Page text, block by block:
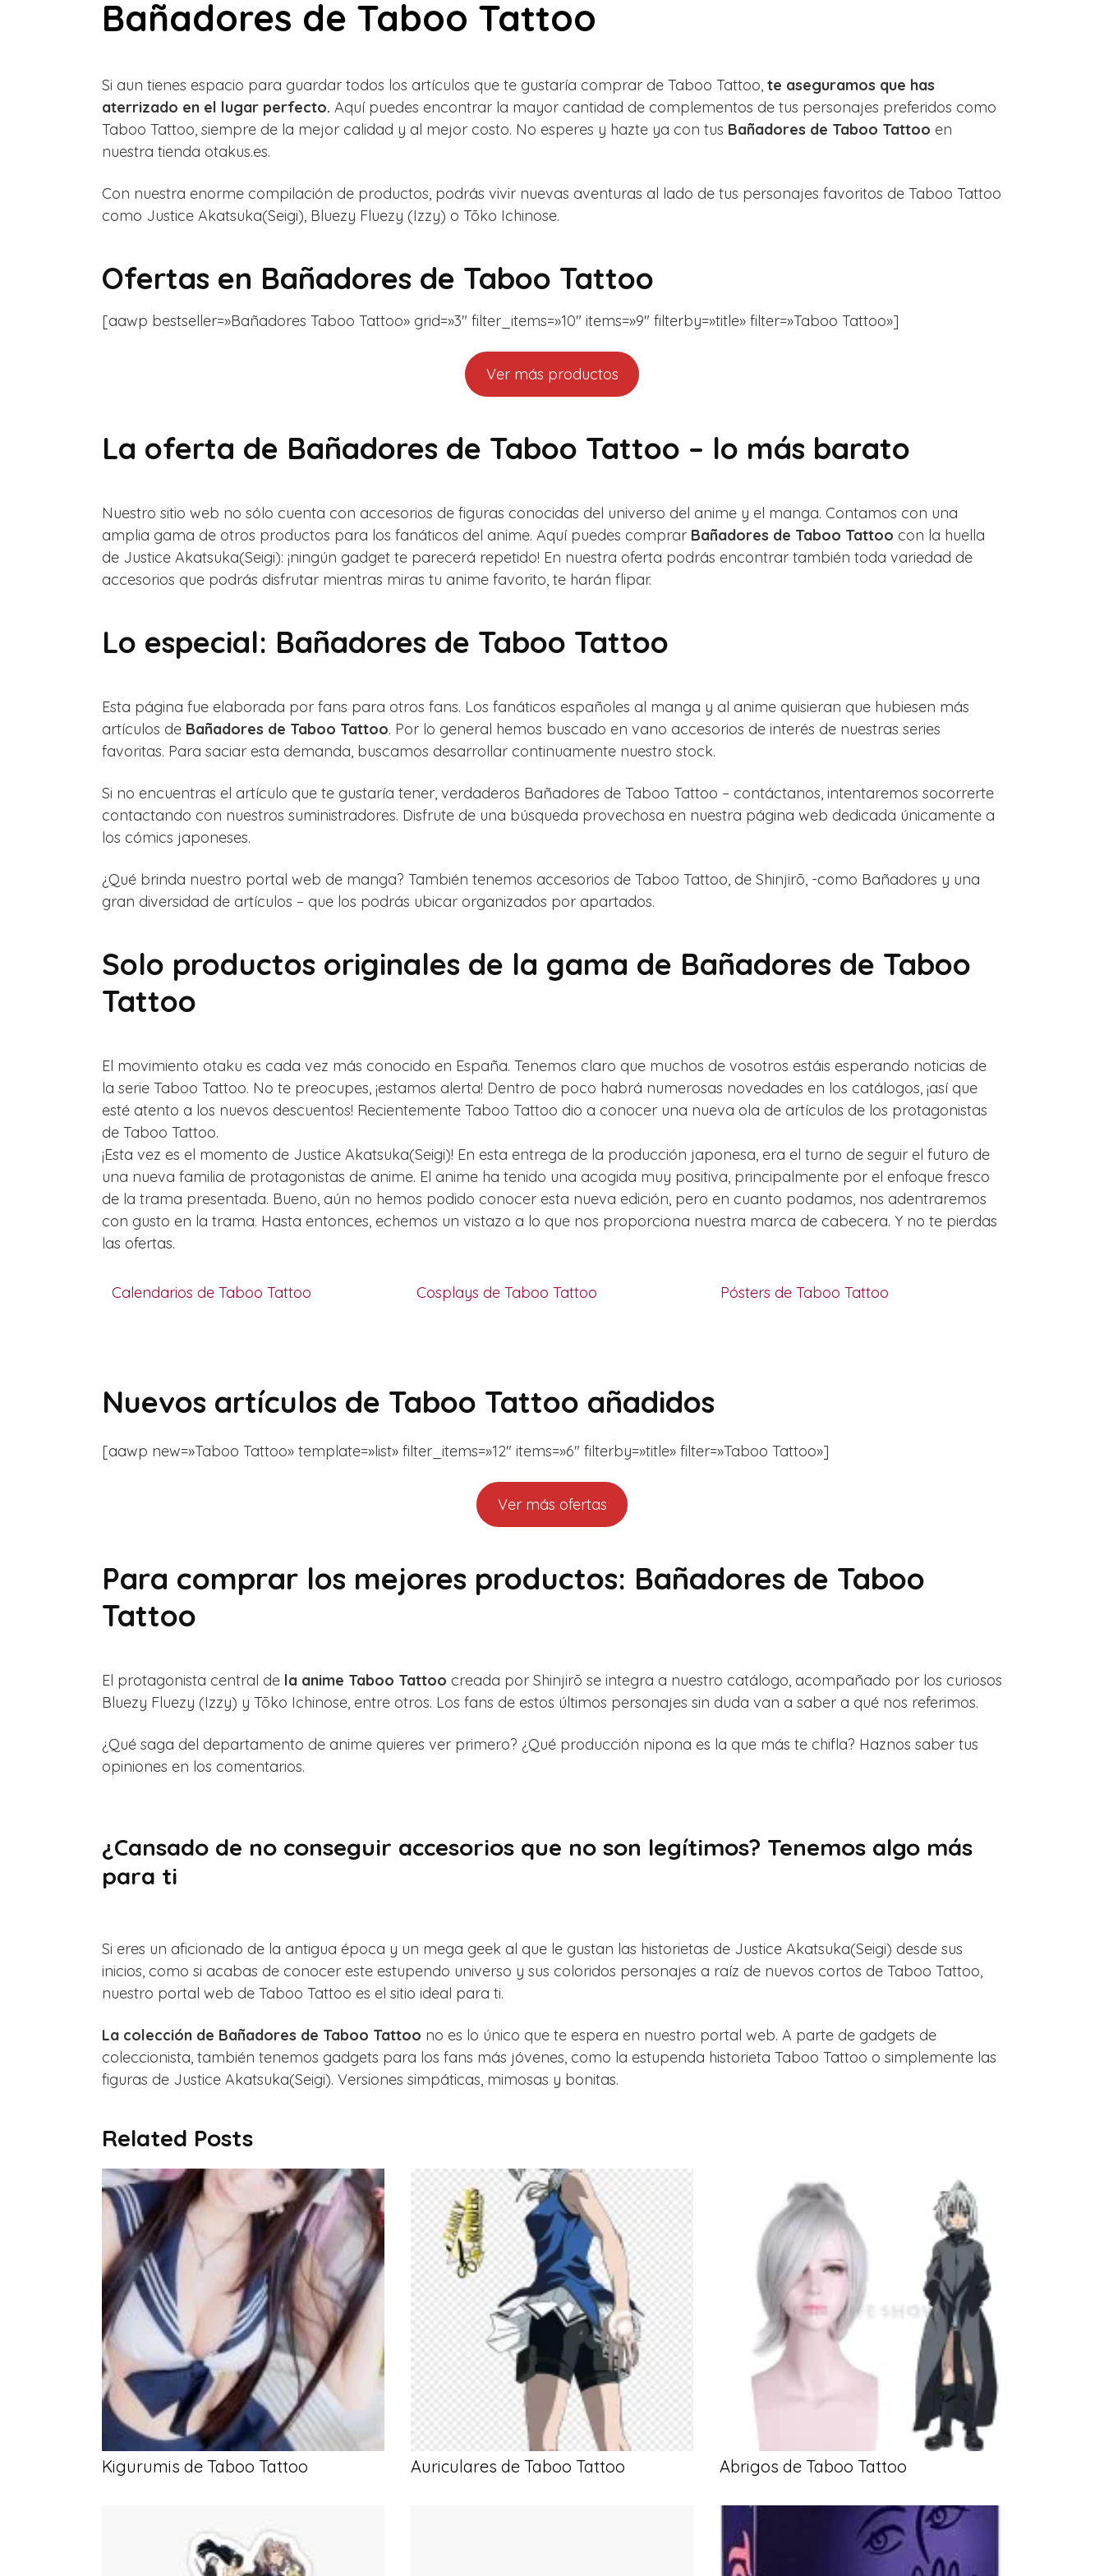
Bañadores de Taboo Tattoo
Si aun tienes espacio para guardar todos los artículos que te gustaría comprar de Taboo Tattoo, te aseguramos que has
aterrizado en el lugar perfecto. Aquí puedes encontrar la mayor cantidad de complementos de tus personajes preferidos como
Taboo Tattoo, siempre de la mejor calidad y al mejor costo. No esperes y hazte ya con tus Bañadores de Taboo Tattoo en
nuestra tienda otakus.es.
Con nuestra enorme compilación de productos, podrás vivir nuevas aventuras al lado de tus personajes favoritos de Taboo Tattoo
como Justice Akatsuka(Seigi), Bluezy Fluezy (Izzy) o Tōko Ichinose.
Ofertas en Bañadores de Taboo Tattoo
[aawp bestseller=»Bañadores Taboo Tattoo» grid=»3″ filter_items=»10″ items=»9″ filterby=»title» filter=»Taboo Tattoo»]
Ver más productos
La oferta de Bañadores de Taboo Tattoo – lo más barato
Nuestro sitio web no sólo cuenta con accesorios de figuras conocidas del universo del anime y el manga. Contamos con una
amplia gama de otros productos para los fanáticos del anime. Aquí puedes comprar Bañadores de Taboo Tattoo con la huella
de Justice Akatsuka(Seigi): ¡ningún gadget te parecerá repetido! En nuestra oferta podrás encontrar también toda variedad de
accesorios que podrás disfrutar mientras miras tu anime favorito, te harán flipar.
Lo especial: Bañadores de Taboo Tattoo
Esta página fue elaborada por fans para otros fans. Los fanáticos españoles al manga y al anime quisieran que hubiesen más
artículos de Bañadores de Taboo Tattoo. Por lo general hemos buscado en vano accesorios de interés de nuestras series
favoritas. Para saciar esta demanda, buscamos desarrollar continuamente nuestro stock.
Si no encuentras el artículo que te gustaría tener, verdaderos Bañadores de Taboo Tattoo – contáctanos, intentaremos socorrerte
contactando con nuestros suministradores. Disfrute de una búsqueda provechosa en nuestra página web dedicada únicamente a
los cómics japoneses.
¿Qué brinda nuestro portal web de manga? También tenemos accesorios de Taboo Tattoo, de Shinjirō, -como Bañadores y una
gran diversidad de artículos – que los podrás ubicar organizados por apartados.
Solo productos originales de la gama de Bañadores de Taboo
Tattoo
El movimiento otaku es cada vez más conocido en España. Tenemos claro que muchos de vosotros estáis esperando noticias de
la serie Taboo Tattoo. No te preocupes, ¡estamos alerta! Dentro de poco habrá numerosas novedades en los catálogos, ¡así que
esté atento a los nuevos descuentos! Recientemente Taboo Tattoo dio a conocer una nueva ola de artículos de los protagonistas
de Taboo Tattoo.
¡Esta vez es el momento de Justice Akatsuka(Seigi)! En esta entrega de la producción japonesa, era el turno de seguir el futuro de
una nueva familia de protagonistas de anime. El anime ha tenido una acogida muy positiva, principalmente por el enfoque fresco
de la trama presentada. Bueno, aún no hemos podido conocer esta nueva edición, pero en cuanto podamos, nos adentraremos
con gusto en la trama. Hasta entonces, echemos un vistazo a lo que nos proporciona nuestra marca de cabecera. Y no te pierdas
las ofertas.
Calendarios de Taboo Tattoo Cosplays de Taboo Tattoo Pósters de Taboo Tattoo
Nuevos artículos de Taboo Tattoo añadidos
[aawp new=»Taboo Tattoo» template=»list» filter_items=»12″ items=»6″ filterby=»title» filter=»Taboo Tattoo»]
Ver más ofertas
Para comprar los mejores productos: Bañadores de Taboo
Tattoo
El protagonista central de la anime Taboo Tattoo creada por Shinjirō se integra a nuestro catálogo, acompañado por los curiosos
Bluezy Fluezy (Izzy) y Tōko Ichinose, entre otros. Los fans de estos últimos personajes sin duda van a saber a qué nos referimos.
¿Qué saga del departamento de anime quieres ver primero? ¿Qué producción nipona es la que más te chifla? Haznos saber tus
opiniones en los comentarios.
¿Cansado de no conseguir accesorios que no son legítimos? Tenemos algo más
para ti
Si eres un aficionado de la antigua época y un mega geek al que le gustan las historietas de Justice Akatsuka(Seigi) desde sus
inicios, como si acabas de conocer este estupendo universo y sus coloridos personajes a raíz de nuevos cortos de Taboo Tattoo,
nuestro portal web de Taboo Tattoo es el sitio ideal para ti.
La colección de Bañadores de Taboo Tattoo no es lo único que te espera en nuestro portal web. A parte de gadgets de
coleccionista, también tenemos gadgets para los fans más jóvenes, como la estupenda historieta Taboo Tattoo o simplemente las
figuras de Justice Akatsuka(Seigi). Versiones simpáticas, mimosas y bonitas.
Related Posts
Kigurumis de Taboo Tattoo Auriculares de Taboo Tattoo Abrigos de Taboo Tattoo